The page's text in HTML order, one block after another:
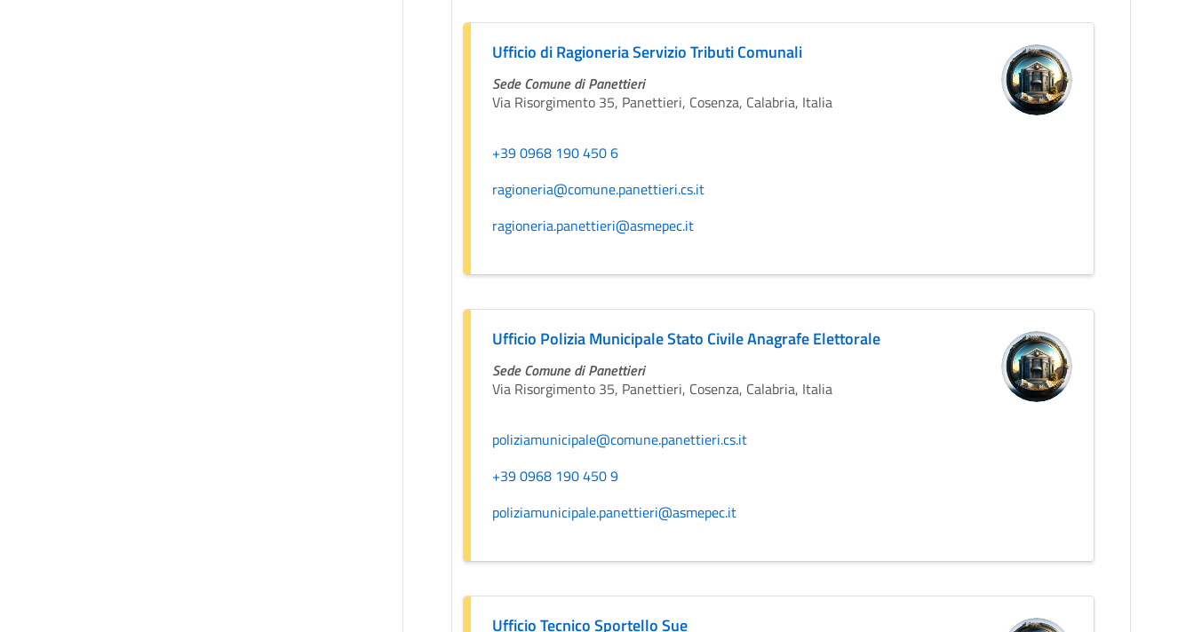
Ufficio di Ragioneria Servizio Tributi Comunali
Sede Comune di Panettieri
Via Risorgimento 35, Panettieri, Cosenza, Calabria, Italia
+39 0968 190 450 6
ragioneria@comune.panettieri.cs.it
ragioneria.panettieri@asmepec.it
Ufficio Polizia Municipale Stato Civile Anagrafe Elettorale
Sede Comune di Panettieri
Via Risorgimento 35, Panettieri, Cosenza, Calabria, Italia
poliziamunicipale@comune.panettieri.cs.it
+39 0968 190 450 9
poliziamunicipale.panettieri@asmepec.it
Ufficio Tecnico Sportello Sue